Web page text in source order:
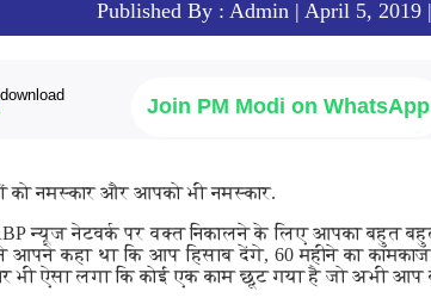
Published By : Admin | April 5, 2019
Join PM Modi on WhatsApp
को नमस्कार और आपको भी नमस्कार.
न्यूज नेटवर्क पर वक्त निकालने के लिए आपका बहुत
कहा था कि आप हिसाब देंगे, 60 महीने का कामकाज
भी ऐसा लगा कि कोई एक काम छूट गया है जो अभी आप